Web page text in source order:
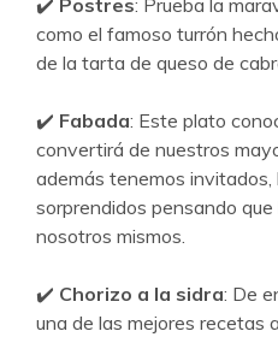
✔️ Postres: Prueba la
como el famoso turrón
de la tarta de queso de
✔️ Fabada: Este plato
convertirá de nuestros
además tenemos invitados,
sorprendidos pensando
nosotros mismos.
✔️ Chorizo a la sidra: De
una de las mejores recetas